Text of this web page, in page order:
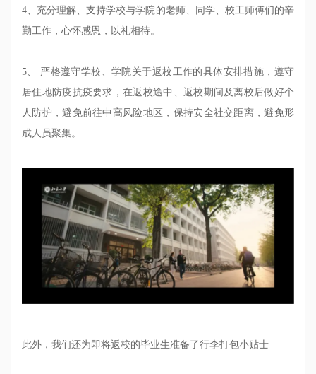
4、充分理解、支持学校与学院的老师、同学、校工师傅们的辛
勤工作，心怀感恩，以礼相待。
5、 严格遵守学校、学院关于返校工作的具体安排措施，遵守
居住地防疫抗疫要求，在返校途中、返校期间及离校后做好个
人防护，避免前往中高风险地区，保持安全社交距离，避免形
成人员聚集。
此外，我们还为即将返校的毕业生准备了行李打包小贴士